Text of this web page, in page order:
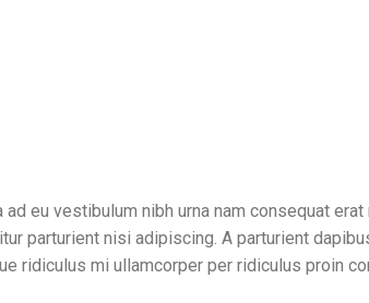
eu vestibulum nibh urna nam consequat
parturient nisi adipiscing. A parturient
ridiculus mi ullamcorper per ridiculus proin